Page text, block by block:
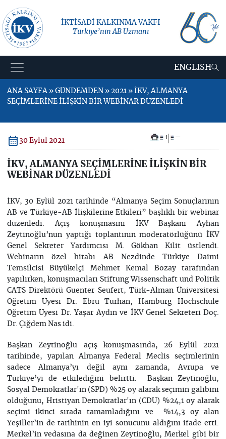
İKTİSADİ KALKINMA VAKFI
Türkiye’nin AB Uzmanı
ENGLISH
ANA SAYFA » GÜNDEMDEN » 2021 » İKV, ALMANYA
SEÇİMLERİNE İLİŞKİN BİR WEBİNAR DÜZENLEDİ
30 Eylül 2021 + –
İKV, ALMANYA SEÇİMLERİNE İLİŞKİN BİR
WEBİNAR DÜZENLEDİ
İKV, 30 Eylül 2021 tarihinde “Almanya Seçim Sonuçlarının
AB ve Türkiye-AB İlişkilerine Etkileri” başlıklı bir webinar
düzenledi. Açış konuşmasını İKV Başkanı Ayhan
Zeytinoğlu’nun yaptığı toplantının moderatörlüğünü İKV
Genel Sekreter Yardımcısı M. Gökhan Kilit üstlendi.
Webinarın özel hitabı AB Nezdinde Türkiye Daimi
Temsilcisi Büyükelçi Mehmet Kemal Bozay tarafından
yapılırken, konuşmacıları Stiftung Wissenschaft und Politik
CATS Direktörü Guenter Seufert, Türk-Alman Üniversitesi
Öğretim Üyesi Dr. Ebru Turhan, Hamburg Hochschule
Öğretim Üyesi Dr. Yaşar Aydın ve İKV Genel Sekreteri Doç.
Dr. Çiğdem Nas idi.
Başkan Zeytinoğlu açış konuşmasında, 26 Eylül 2021
tarihinde, yapılan Almanya Federal Meclis seçimlerinin
sadece Almanya’yı değil aynı zamanda, Avrupa ve
Türkiye’yi de etkilediğini belirtti. Başkan Zeytinoğlu,
Sosyal Demokratlar'ın (SPD) %25 oy alarak seçimin galibini
olduğunu, Hristiyan Demokratlar'ın (CDU) %24,1 oy alarak
seçimi ikinci sırada tamamladığını ve %14,3 oy alan
Yeşiller’in de tarihinin en iyi sonucunu aldığını ifade etti.
Merkel’in vedasına da değinen Zeytinoğlu, Merkel gibi bir